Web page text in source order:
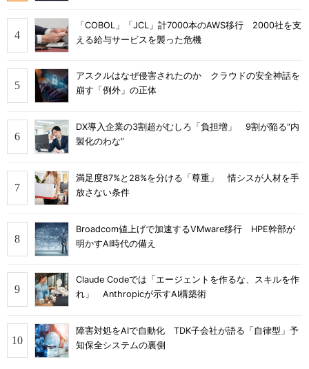
「COBOL」「JCL」計7000本のAWS移行 2000社を支
える給与サービスを襲った危機
アスクルはなぜ侵害されたのか クラウドの安全神話を
崩す「例外」の正体
DX導入企業の3割超がむしろ「負担増」 9割が陥る“内
製化のわな”
満足度87%と28%を分ける「尊重」 情シスが人材を手
放さない条件
Broadcom値上げで加速するVMware移行 HPE幹部が
明かすAI時代の備え
Claude Codeでは「エージェントを作るな、スキルを作
れ」 Anthropicが示すAI構築術
障害対処をAIで自動化 TDK子会社が語る「自律型」予
知保全システムの裏側